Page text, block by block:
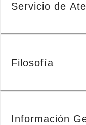
Servicio de
Filosofía
Información